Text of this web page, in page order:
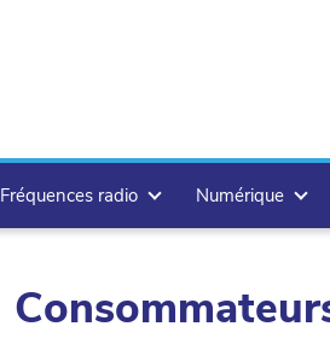
Fréquences radio Numérique